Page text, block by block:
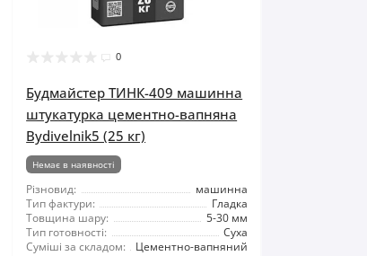
0
Будмайстер ТИНК-409 машинна
штукатурка цементно-вапняна
Bydivelnik5 (25 кг)
Немає в наявності
Різновид:
машинна
Тип фактури:
Гладка
Товщина шару:
5-30 мм
Тип готовності:
Суха
Суміші за складом:
Цементно-вапняний